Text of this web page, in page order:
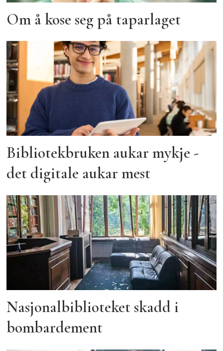
Om å kose seg på taparlaget
Bibliotekbruken aukar mykje -
det digitale aukar mest
Nasjonalbiblioteket skadd i
bombardement